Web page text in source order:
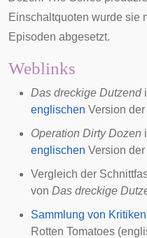
Einschaltquoten wurde sie
Episoden abgesetzt.
Weblinks
Das dreckige Dutzend
englischen Version der
Operation Dirty Dozen
englischen Version der
Vergleich der
von Das dreckige
Sammlung von Kritiken
Rotten Tomatoes